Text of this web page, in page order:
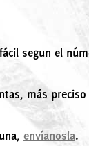
segun el
más preciso
envíanosla.